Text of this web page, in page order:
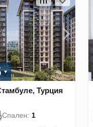
Турция
Спален: 1